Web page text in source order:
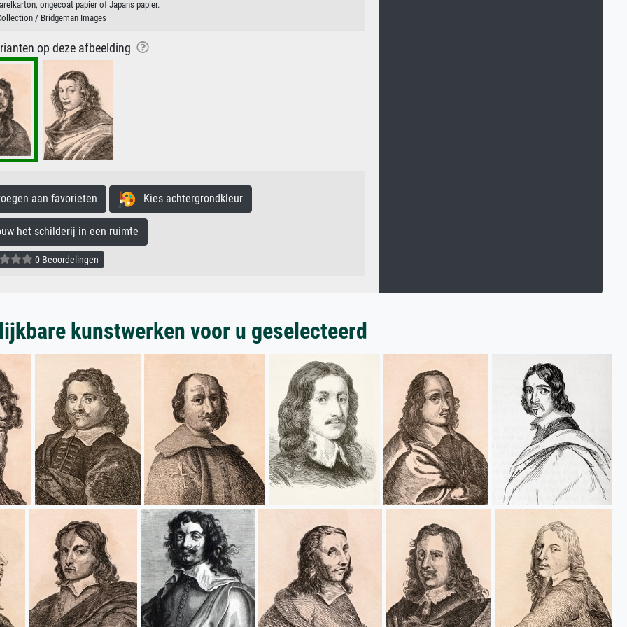
ongecoat papier of Japans papier.
/ Bridgeman Images
op deze afbeelding
aan favorieten Kies achtergrondkleur
het schilderij in een ruimte
0 Beoordelingen
kunstwerken voor u geselecteerd